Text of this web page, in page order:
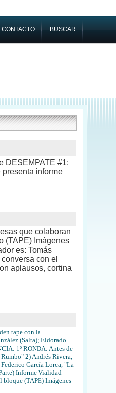
CONTACTO BUSCAR
DESEMPATE #1:
informe
que colaboran
(TAPE) Imágenes
es: Tomás
con el
aplausos, cortina
tape con la
(Salta); Eldorado
1º RONDA: Antes de
2) Andrés Rivera,
García Lorca, "La
Informe Vialidad
bloque (TAPE) Imágenes